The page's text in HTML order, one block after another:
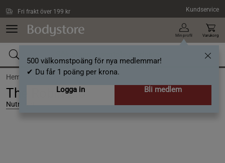
Fri frakt över 199 kr Kundservice
Min profil
500 välkomstpoäng för nya medlemmar!
✔ Du får 1 poäng per krona.
Logga in
Bli medlem
Varukorg
Hem och Hushåll /Elektronik
The Robin 2.0
Nutrilight